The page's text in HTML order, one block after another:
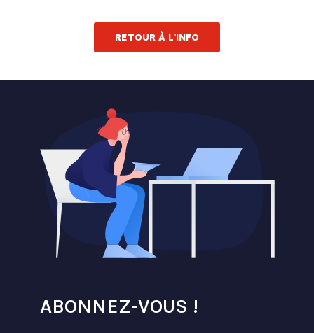
RETOUR À L'INFO
ABONNEZ-VOUS !